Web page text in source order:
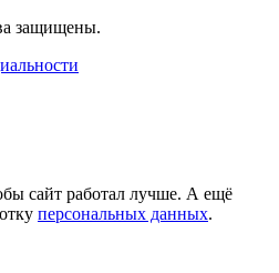
защищены.
сайт работал лучше. А ещё
персональных данных.